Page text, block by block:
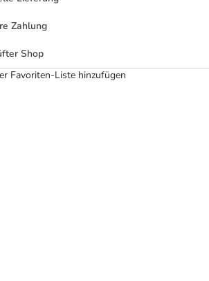
Zahlung
Shop
Favoriten-Liste hinzufügen